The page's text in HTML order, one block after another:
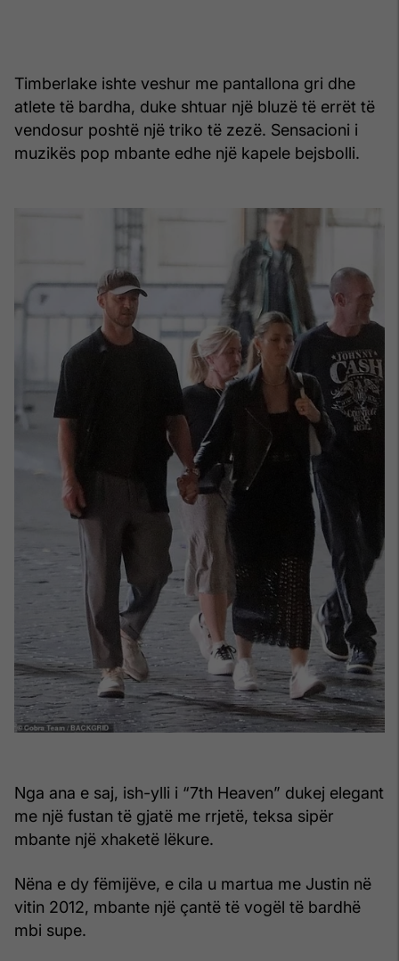
Timberlake ishte veshur me pantallona gri dhe
atlete të bardha, duke shtuar një bluzë të errët të
vendosur poshtë një triko të zezë. Sensacioni i
muzikës pop mbante edhe një kapele bejsbolli.
Nga ana e saj, ish-ylli i “7th Heaven” dukej elegant
me një fustan të gjatë me rrjetë, teksa sipër
mbante një xhaketë lëkure.
Nëna e dy fëmijëve, e cila u martua me Justin në
vitin 2012, mbante një çantë të vogël të bardhë
mbi supe.